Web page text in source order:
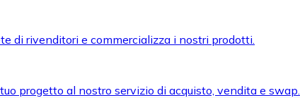
di rivenditori e commercializza i nostri prodotti.
progetto al nostro servizio di acquisto, vendita e swap.